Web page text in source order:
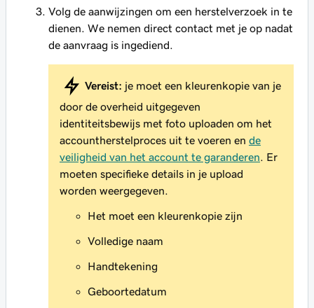
Volg de aanwijzingen om een herstelverzoek in te
dienen. We nemen direct contact met je op nadat
de aanvraag is ingediend.
Vereist: je moet een kleurenkopie van je
door de overheid uitgegeven
identiteitsbewijs met foto uploaden om het
accountherstelproces uit te voeren en de
veiligheid van het account te garanderen. Er
moeten specifieke details in je upload
worden weergegeven.
Het moet een kleurenkopie zijn
Volledige naam
Handtekening
Geboortedatum